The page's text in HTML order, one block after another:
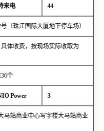
来电 44
（珠江国际大厦地下停车场）
体收费，按现场实际收取为
个
Power 3
马站商业中心写字楼大马站商业